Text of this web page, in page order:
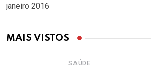
janeiro 2016
MAIS VISTOS
SAÚDE